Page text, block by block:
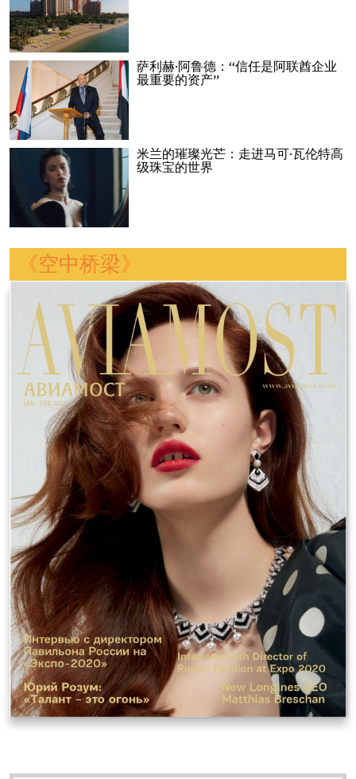
萨利赫·阿鲁德：“信任是阿联酋企业
最重要的资产”
米兰的璀璨光芒：走进马可·瓦伦特高
级珠宝的世界
《空中桥梁》